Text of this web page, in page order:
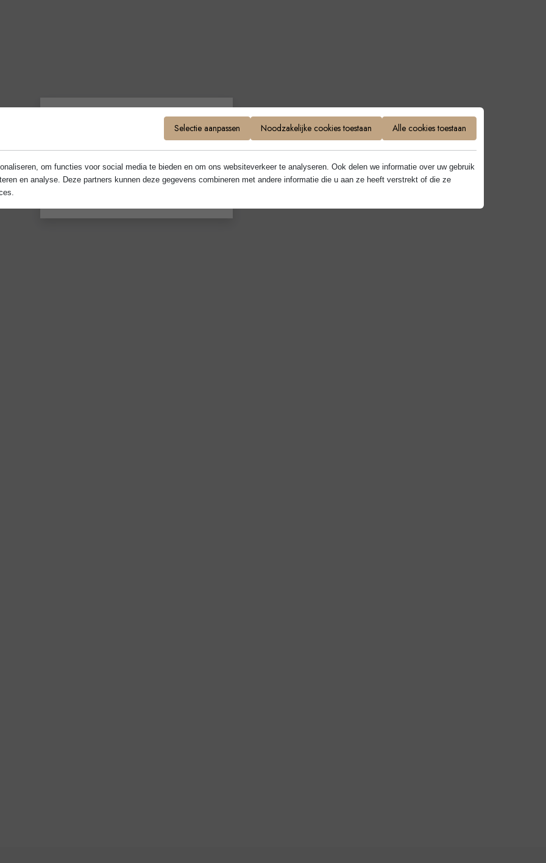
Ben je ouder dan 18?
Ja Nee
Selectie aanpassen Noodzakelijke cookies toestaan Alle cookies toestaan
om functies voor social media te bieden en om ons websiteverkeer te analyseren. Ook delen we informatie over uw gebruik
en analyse. Deze partners kunnen deze gegevens combineren met andere informatie die u aan ze heeft verstrekt of die ze